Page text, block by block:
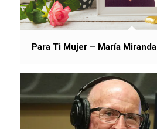
Para Ti Mujer – María Miranda